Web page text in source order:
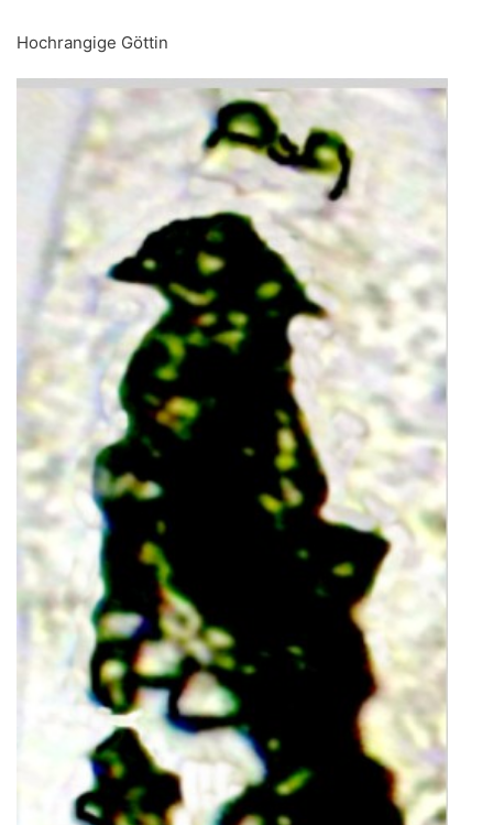
Hochrangige Göttin